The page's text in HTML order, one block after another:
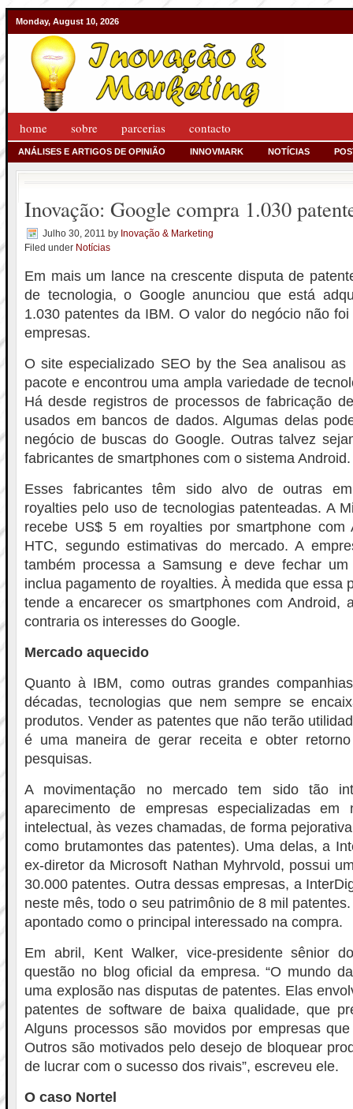
Monday, August 10, 2026
home sobre parcerias contacto
ANÁLISES E ARTIGOS DE OPINIÃO INNOVMARK NOTÍCIAS
Inovação: Google compra 1.030
Julho 30, 2011 by Inovação & Marketing
Filed under Notícias
Em mais um lance na crescente disputa de
de tecnologia, o Google anunciou que está
1.030 patentes da IBM. O valor do negócio não
empresas.
O site especializado SEO by the Sea analisou as
pacote e encontrou uma ampla variedade de
Há desde registros de processos de fabricação
usados em bancos de dados. Algumas delas
negócio de buscas do Google. Outras talvez
fabricantes de smartphones com o sistema Android.
Esses fabricantes têm sido alvo de outras
royalties pelo uso de tecnologias patenteadas. A
recebe US$ 5 em royalties por smartphone com
HTC, segundo estimativas do mercado. A
também processa a Samsung e deve fechar
inclua pagamento de royalties. À medida que essa
tende a encarecer os smartphones com Android,
contraria os interesses do Google.
Mercado aquecido
Quanto à IBM, como outras grandes
décadas, tecnologias que nem sempre se
produtos. Vender as patentes que não terão
é uma maneira de gerar receita e obter
pesquisas.
A movimentação no mercado tem sido tão
aparecimento de empresas especializadas em
intelectual, às vezes chamadas, de forma
como brutamontes das patentes). Uma delas, a
ex-diretor da Microsoft Nathan Myhrvold, possui
30.000 patentes. Outra dessas empresas, a
neste mês, todo o seu patrimônio de 8 mil
apontado como o principal interessado na compra.
Em abril, Kent Walker, vice-presidente sênior
questão no blog oficial da empresa. “O mundo
uma explosão nas disputas de patentes. Elas
patentes de software de baixa qualidade, que
Alguns processos são movidos por empresas
Outros são motivados pelo desejo de bloquear
de lucrar com o sucesso dos rivais”, escreveu ele.
O caso Nortel